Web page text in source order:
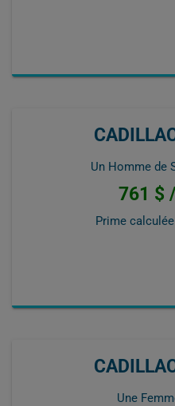
Un Homme de
761 $
Prime
Une